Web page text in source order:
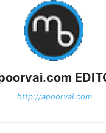
http://apoorvai.com